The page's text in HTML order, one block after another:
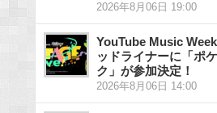
2026年8月06日 19:00
YouTube Music
ッドライナーに「ポ
ク」が参加決定！
2026年8月06日 14:00